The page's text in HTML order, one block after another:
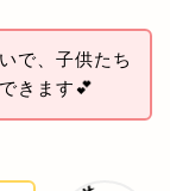
で、子供たち
きます💕